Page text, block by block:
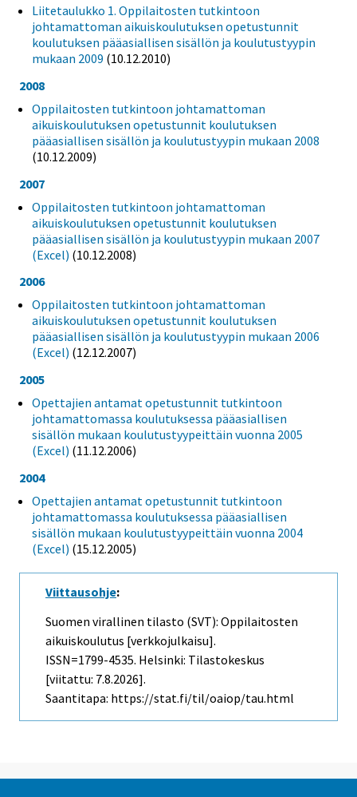
Liitetaulukko 1. Oppilaitosten tutkintoon
johtamattoman aikuiskoulutuksen opetustunnit
koulutuksen pääasiallisen sisällön ja koulutustyypin
mukaan 2009 (10.12.2010)
2008
Oppilaitosten tutkintoon johtamattoman
aikuiskoulutuksen opetustunnit koulutuksen
pääasiallisen sisällön ja koulutustyypin mukaan 2008
(10.12.2009)
2007
Oppilaitosten tutkintoon johtamattoman
aikuiskoulutuksen opetustunnit koulutuksen
pääasiallisen sisällön ja koulutustyypin mukaan 2007
(Excel) (10.12.2008)
2006
Oppilaitosten tutkintoon johtamattoman
aikuiskoulutuksen opetustunnit koulutuksen
pääasiallisen sisällön ja koulutustyypin mukaan 2006
(Excel) (12.12.2007)
2005
Opettajien antamat opetustunnit tutkintoon
johtamattomassa koulutuksessa pääasiallisen
sisällön mukaan koulutustyypeittäin vuonna 2005
(Excel) (11.12.2006)
2004
Opettajien antamat opetustunnit tutkintoon
johtamattomassa koulutuksessa pääasiallisen
sisällön mukaan koulutustyypeittäin vuonna 2004
(Excel) (15.12.2005)
Viittausohje:
Suomen virallinen tilasto (SVT): Oppilaitosten
aikuiskoulutus [verkkojulkaisu].
ISSN=1799-4535. Helsinki: Tilastokeskus
[viitattu: 7.8.2026].
Saantitapa: https://stat.fi/til/oaiop/tau.html